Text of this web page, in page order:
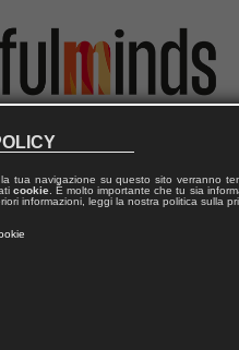
ma un fuoco da accendere,
di Psicologia del lavoro,
tua navigazione su questo sito verranno
cookie. È molto importante che tu sia
informazioni, leggi la nostra politica sulla